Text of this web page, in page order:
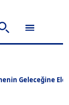
Geleceğine